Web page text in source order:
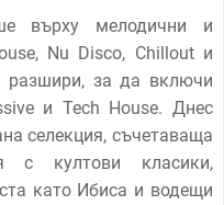
върху мелодични и
Nu Disco, Chillout и
разшири, за да включи
и Tech House. Днес
селекция, съчетаваща
с култови класики,
като Ибиса и водещи